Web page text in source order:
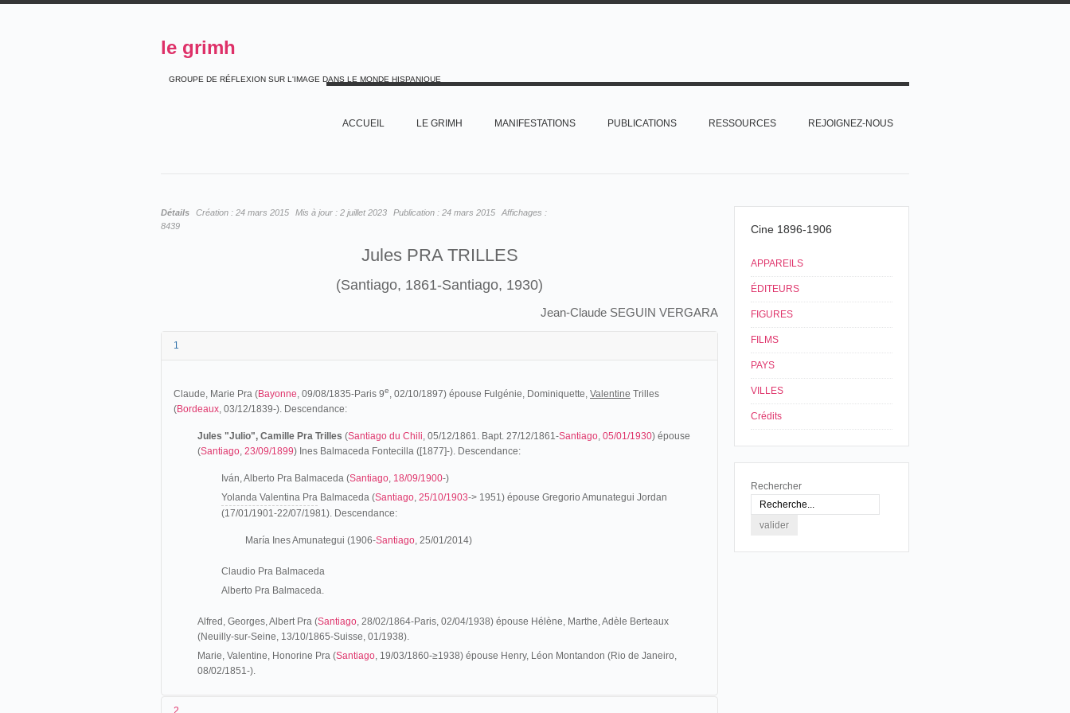
le grimh
GROUPE DE RÉFLEXION SUR L'IMAGE DANS LE MONDE HISPANIQUE
ACCUEIL LE GRIMH MANIFESTATIONS PUBLICATIONS RESSOURCES REJOIGNEZ-NOUS
Détails Création : 24 mars 2015 Mis à jour : 2 juillet 2023 Publication : 24 mars 2015
Affichages :
8439
Jules PRA TRILLES
(Santiago, 1861-Santiago, 1930)
Jean-Claude SEGUIN VERGARA
1
Claude, Marie Pra (Bayonne, 09/08/1835-Paris 9e, 02/10/1897) épouse Fulgénie, Dominiquette, Valentine Trilles
(Bordeaux, 03/12/1839-). Descendance:
Jules "Julio", Camille Pra Trilles (Santiago du Chili, 05/12/1861. Bapt. 27/12/1861-Santiago, 05/01/1930) épouse
(Santiago, 23/09/1899) Ines Balmaceda Fontecilla ([1877]-). Descendance:
Iván, Alberto Pra Balmaceda (Santiago, 18/09/1900-)
Yolanda Valentina Pra Balmaceda (Santiago, 25/10/1903-> 1951) épouse Gregorio Amunategui Jordan
(17/01/1901-22/07/1981). Descendance:
María Ines Amunategui (1906-Santiago, 25/01/2014)
Claudio Pra Balmaceda
Alberto Pra Balmaceda.
Alfred, Georges, Albert Pra (Santiago, 28/02/1864-Paris, 02/04/1938) épouse Hélène, Marthe, Adèle Berteaux
(Neuilly-sur-Seine, 13/10/1865-Suisse, 01/1938).
Marie, Valentine, Honorine Pra (Santiago, 19/03/1860-≥1938) épouse Henry, Léon Montandon (Rio de Janeiro,
08/02/1851-).
2
Cine 1896-1906
APPAREILS
ÉDITEURS
FIGURES
FILMS
PAYS
VILLES
Crédits
Rechercher